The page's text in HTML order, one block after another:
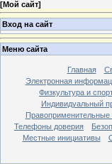
[Мой сайт]
Вход на сайт
Меню сайта
Главная
Электронная
Физкультура и
Индивидуальный
Правоприменительные
Телефоны доверия
Местные инициативы